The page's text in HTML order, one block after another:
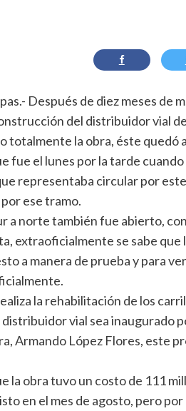
Después de diez meses de
del distribuidor vial
totalmente la obra, éste quedó
fue el lunes por la tarde
representaba circular por
ese tramo.
a norte también fue abierto,
extraoficialmente se sabe
a manera de prueba y para
la rehabilitación de los
vial sea inaugurado
Armando López Flores, este
la obra tuvo un costo de 111
en el mes de agosto, pero